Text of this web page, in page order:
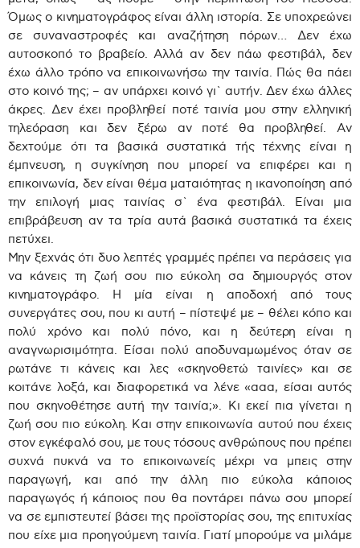
Όμως ο κινηματογράφος είναι άλλη ιστορία. Σε υποχρεώνει
σε συναναστροφές και αναζήτηση πόρων… Δεν έχω
αυτοσκοπό το βραβείο. Αλλά αν δεν πάω φεστιβάλ, δεν
έχω άλλο τρόπο να επικοινωνήσω την ταινία. Πώς θα πάει
στο κοινό της; – αν υπάρχει κοινό γι` αυτήν. Δεν έχω άλλες
άκρες. Δεν έχει προβληθεί ποτέ ταινία μου στην ελληνική
τηλεόραση και δεν ξέρω αν ποτέ θα προβληθεί. Αν
δεχτούμε ότι τα βασικά συστατικά τής τέχνης είναι η
έμπνευση, η συγκίνηση που μπορεί να επιφέρει και η
επικοινωνία, δεν είναι θέμα ματαιότητας η ικανοποίηση από
την επιλογή μιας ταινίας σ` ένα φεστιβάλ. Είναι μια
επιβράβευση αν τα τρία αυτά βασικά συστατικά τα έχεις
πετύχει.
Μην ξεχνάς ότι δυο λεπτές γραμμές πρέπει να περάσεις για
να κάνεις τη ζωή σου πιο εύκολη σα δημιουργός στον
κινηματογράφο. Η μία είναι η αποδοχή από τους
συνεργάτες σου, που κι αυτή – πίστεψέ με – θέλει κόπο και
πολύ χρόνο και πολύ πόνο, και η δεύτερη είναι η
αναγνωρισιμότητα. Είσαι πολύ αποδυναμωμένος όταν σε
ρωτάνε τι κάνεις και λες «σκηνοθετώ ταινίες» και σε
κοιτάνε λοξά, και διαφορετικά να λένε «ααα, είσαι αυτός
που σκηνοθέτησε αυτή την ταινία;». Κι εκεί πια γίνεται η
ζωή σου πιο εύκολη. Και στην επικοινωνία αυτού που έχεις
στον εγκέφαλό σου, με τους τόσους ανθρώπους που πρέπει
συχνά πυκνά να το επικοινωνείς μέχρι να μπεις στην
παραγωγή, και από την άλλη πιο εύκολα κάποιος
παραγωγός ή κάποιος που θα ποντάρει πάνω σου μπορεί
να σε εμπιστευτεί βάσει της προϊστορίας σου, της επιτυχίας
που είχε μια προηγούμενη ταινία. Γιατί μπορούμε να μιλάμε